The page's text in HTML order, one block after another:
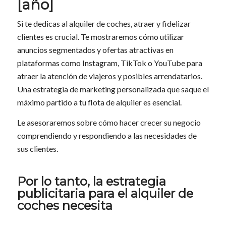
[año]
Si te dedicas al alquiler de coches, atraer y fidelizar
clientes es crucial. Te mostraremos cómo utilizar
anuncios segmentados y ofertas atractivas en
plataformas como Instagram, TikTok o YouTube para
atraer la atención de viajeros y posibles arrendatarios.
Una estrategia de marketing personalizada que saque el
máximo partido a tu flota de alquiler es esencial.
Le asesoraremos sobre cómo hacer crecer su negocio
comprendiendo y respondiendo a las necesidades de
sus clientes.
Por lo tanto, la estrategia
publicitaria para el alquiler de
coches necesita